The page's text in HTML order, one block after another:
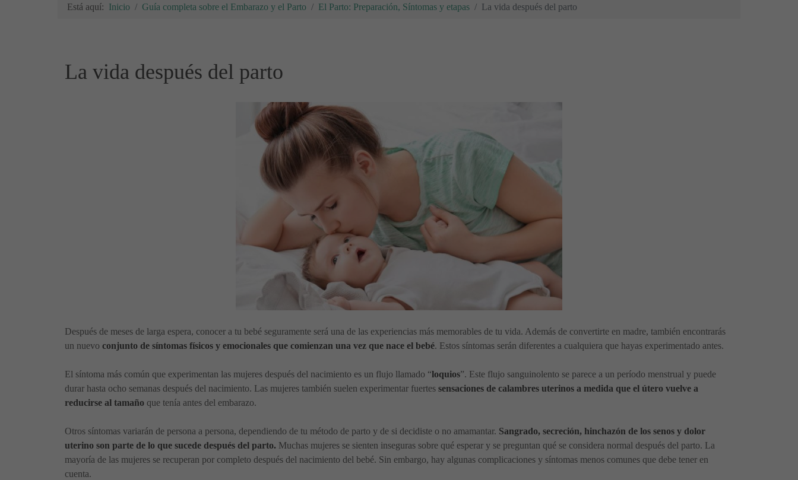
Está aquí: Inicio Guía completa sobre el Embarazo y el Parto El Parto: Preparación, Síntomas y etapas La vida después del parto
La vida después del parto
Después de meses de larga espera, conocer a tu bebé seguramente será una de las experiencias más memorables de tu vida. Además de convertirte en madre, también encontrarás
un nuevo conjunto de síntomas físicos y emocionales que comienzan una vez que nace el bebé. Estos síntomas serán diferentes a cualquiera que hayas experimentado antes.
El síntoma más común que experimentan las mujeres después del nacimiento es un flujo llamado “loquios”. Este flujo sanguinolento se parece a un período menstrual y puede
durar hasta ocho semanas después del nacimiento. Las mujeres también suelen experimentar fuertes sensaciones de calambres uterinos a medida que el útero vuelve a
reducirse al tamaño que tenía antes del embarazo.
Otros síntomas variarán de persona a persona, dependiendo de tu método de parto y de si decidiste o no amamantar. Sangrado, secreción, hinchazón de los senos y dolor
uterino son parte de lo que sucede después del parto. Muchas mujeres se sienten inseguras sobre qué esperar y se preguntan qué se considera normal después del parto. La
mayoría de las mujeres se recuperan por completo después del nacimiento del bebé. Sin embargo, hay algunas complicaciones y síntomas menos comunes que debe tener en
cuenta.